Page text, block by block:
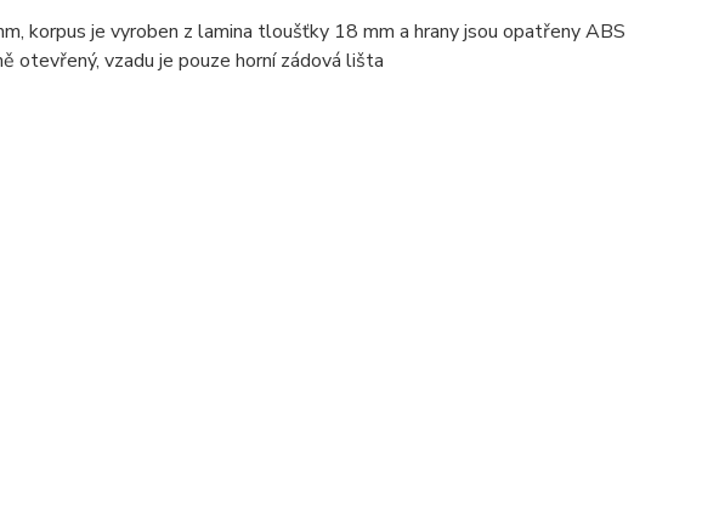
korpus je vyroben z lamina tloušťky 18 mm a hrany jsou opatřeny ABS
otevřený, vzadu je pouze horní zádová lišta